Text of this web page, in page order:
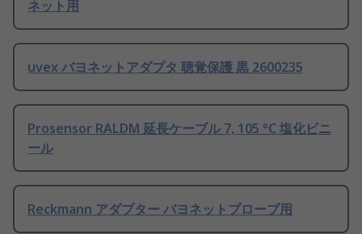
ネット用
uvex バヨネットアダプタ 聴覚保護 黒 2600235
Prosensor RALDM 延長ケーブル 7, 105 °C 塩化ビニ
ール
Reckmann アダプター バヨネットプローブ用